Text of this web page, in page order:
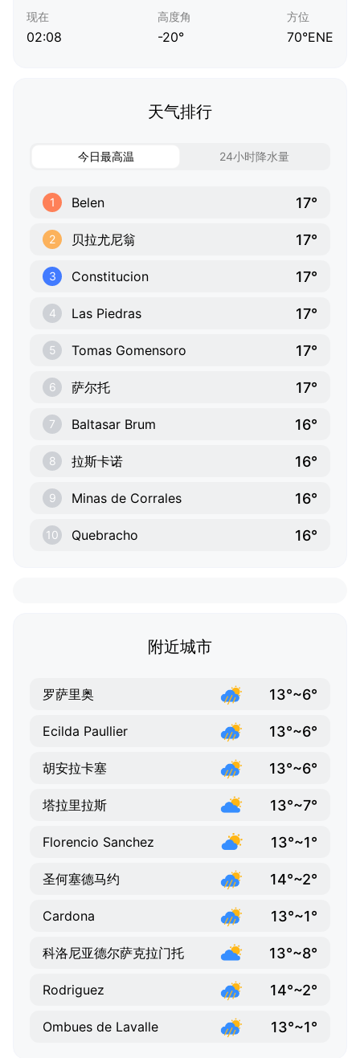
现在
02:08
高度角
-20°
方位
70°ENE
天气排行
今日最高温 24小时降水量
1 Belen 17°
2 贝拉尤尼翁 17°
3 Constitucion 17°
4 Las Piedras 17°
5 Tomas Gomensoro 17°
6 萨尔托 17°
7 Baltasar Brum 16°
8 拉斯卡诺 16°
9 Minas de Corrales 16°
10 Quebracho 16°
附近城市
罗萨里奥 13°~6°
Ecilda Paullier 13°~6°
胡安拉卡塞 13°~6°
塔拉里拉斯 13°~7°
Florencio Sanchez 13°~1°
圣何塞德马约 14°~2°
Cardona 13°~1°
科洛尼亚德尔萨克拉门托 13°~8°
Rodriguez 14°~2°
Ombues de Lavalle 13°~1°